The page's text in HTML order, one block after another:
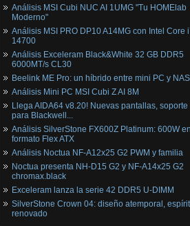
Análisis MSI Cubi NUC AI 1UMG "Tu HOMElab
Moderno"
Análisis MSI PRO DP10 A14MG con Intel Core
14700
Análisis Exceleram Black&White 32 GB DDR5
6000MT/s CL30
Beelink ME Pro: un híbrido entre mini PC y NAS
Análisis Mini PC MSI Cubi Z AI 8M
Llega AIDA64 v8.20! Nuevas pantallas, soporte
para Blackwell...
Análisis SilverStone FX600Z Platinum: 600W
formato Flex ATX
Análisis Noctua NF-A12x25 G2 PWM y familia
Noctua presenta NH-D15 G2 y NF-A14x25 G2
chromax.black
Exceleram lanza la serie 42 DDR5 U-DIMM
SilverStone Crown 04: diseño atemporal,
renovado